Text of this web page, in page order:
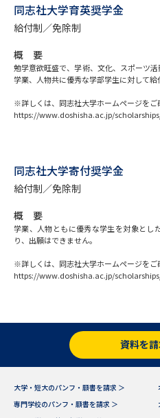
オープンキャンパス検索
来場型・Web型イベント特集
受験準備
志望校・出願校を調べる
先輩が入学を決めた理由
新生活お役立ちガイド
学問発見
大学で学びたい学問発見
同志社大学育英奨学金
給付制／免除制
概 要
勉学意欲旺盛で、学術、文化、スポーツ活
学業、人物共に優秀な学部学生に対して給
※詳しくは、同志社大学ホームページをご
https://www.doshisha.ac.jp/
同志社大学寄付奨学金
給付制／免除制
概 要
学業、人物ともに優秀な学生を対象とし
り、出願はできません。
※詳しくは、同志社大学ホームページをご
https://www.doshisha.ac.jp/
資料を
大学・短大のパンフ・願書を請求 ＞
専門学校のパンフ・願書を請求 ＞